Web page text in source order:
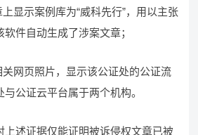
显示案例库为“威科先行”，用以主张
件自动生成了涉案文章；
网页照片，显示该公证处的公证流
公证云平台属于两个机构。
上述证据仅能证明被诉侵权文章已被